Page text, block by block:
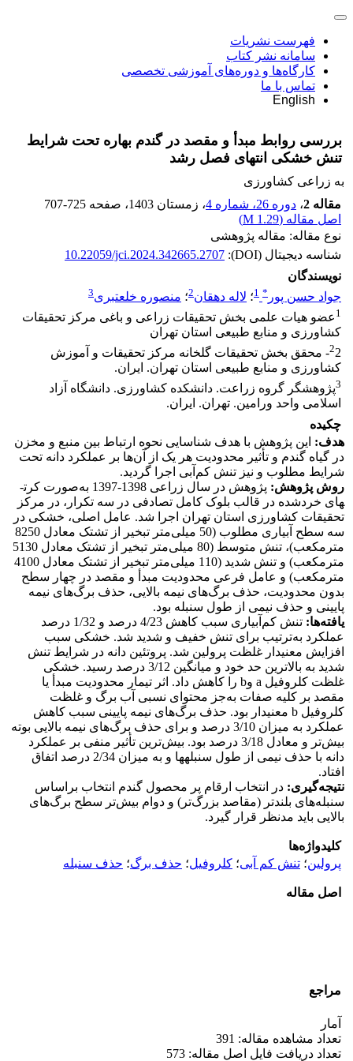
فهرست نشریات
سامانه نشر کتاب
کارگاه‌ها و دوره‌های آموزشی تخصصی
تماس با ما
English
بررسی روابط مبدأ و مقصد در گندم بهاره تحت شرایط
تنش خشکی انتهای فصل رشد
به زراعی کشاورزی
مقاله 2
، دوره 26، شماره 4 ، زمستان 1403 ، صفحه 707-725
اصل مقاله (1.29 M
)
نوع مقاله: مقاله پژوهشی
شناسه دیجیتال (DOI):
10.22059/jci.2024.342665.2707
نویسندگان
جواد حسن پور *
1؛ لاله دهقان2؛ منصوره خلعتبری3
1 عضو هیات علمی بخش تحقیقات زراعی و باغی مرکز تحقیقات
کشاورزی و منابع طبیعی استان تهران
22- محقق بخش تحقیقات گلخانه مرکز تحقیقات و آموزش
کشاورزی و منابع طبیعی استان تهران. ایران.
3پژوهشگر گروه زراعت. دانشکده کشاورزی. دانشگاه آزاد
اسلامی واحد ورامین. تهران. ایران.
چکیده
هدف: این پژوهش با هدف شناسایی نحوه ارتباط بین منبع و مخزن
در گیاه گندم و تأثیر محدودیت هر یک از آن‌ها بر عملکرد دانه تحت
شرایط مطلوب و نیز تنش کم‌آبی اجرا گردید.
روش پژوهش:
پژوهش در سال زراعی 1398-1397 به‌صورت کرت­
های خردشده در قالب بلوک­ کامل تصادفی در سه تکرار، در مرکز
تحقیقات کشاورزی استان تهران اجرا شد. عامل اصلی، خشکی در
سه سطح آبیاری مطلوب (50 میلی‌متر تبخیر از تشتک معادل 8250
مترمکعب)، تنش متوسط (80 میلی‌متر تبخیر از تشتک معادل 5130
مترمکعب) و تنش شدید (110 میلی‌متر تبخیر از تشتک معادل 4100
مترمکعب) و عامل فرعی محدودیت مبدأ و مقصد در چهار سطح
بدون محدودیت، حذف برگ‌های نیمه بالایی، حذف برگ‌های نیمه
پایینی و حذف نیمی از طول سنبله بود.
یافته‌ها:
تنش کم‌آبیاری سبب کاهش 4/23 درصد و 1/32 درصد
عملکرد به‌ترتیب برای تنش خفیف و شدید شد. خشکی سبب
افزایش معنی­دار غلظت پرولین شد. پروتئین دانه در شرایط تنش
شدید به بالاترین حد خود و میانگین 3/12 درصد رسید. خشکی
غلظت کلروفیل a وb را کاهش داد. اثر تیمار محدودیت مبدأ یا
مقصد بر کلیه صفات به‌جز محتوای نسبی آب برگ و غلظت
کلروفیل b معنی­دار بود. حذف برگ‌های نیمه پایینی سبب کاهش
عملکرد به میزان 3/10 درصد و برای حذف برگ‌های نیمه بالایی بوته
بیش‌تر و معادل 3/18 درصد بود. بیش‌ترین تأثیر منفی بر عملکرد
دانه با حذف نیمی از طول سنبله­ها و به میزان 2/34 درصد اتفاق
افتاد.
نتیجه‌گیری: در انتخاب ارقام پر محصول گندم انتخاب براساس
سنبله‌های بلندتر (مقاصد بزرگ‌تر) و دوام بیش‌تر سطح برگ‌های
بالایی باید مدنظر قرار گیرد.
کلیدواژه‌ها
پرولین؛ تنش کم آبی؛ کلروفیل؛ حذف برگ؛ حذف سنبله
اصل مقاله
مراجع
آمار
تعداد مشاهده مقاله: 391
تعداد دریافت فایل اصل مقاله: 573